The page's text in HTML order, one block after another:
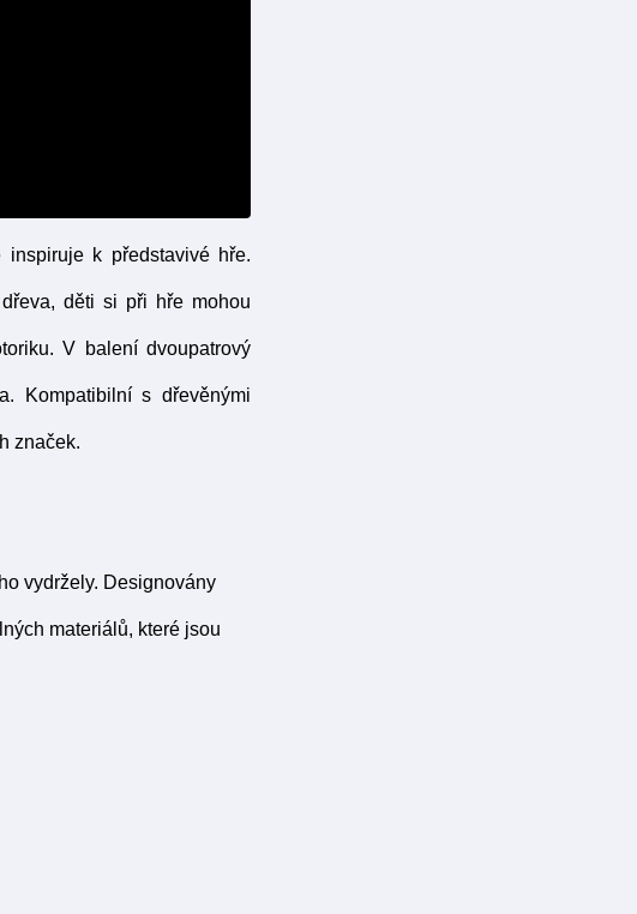
k představivé hře.
děti si při hře mohou
V balení dvoupatrový
Kompatibilní s dřevěnými
značek.
vydržely. Designovány
materiálů, které jsou